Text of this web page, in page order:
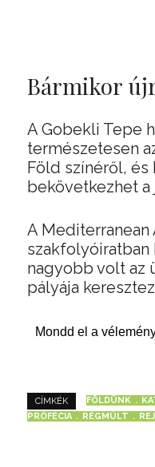
Bármikor
A Gobekli Tepe
természetesen
Föld színéről,
bekövetkezhet a
A
szakfolyóiratban
nagyobb volt az
pályája
Mondd el a
CÍMKÉK FÖLDÜNK
PRÓFÉCIA
RÉGMÚLT